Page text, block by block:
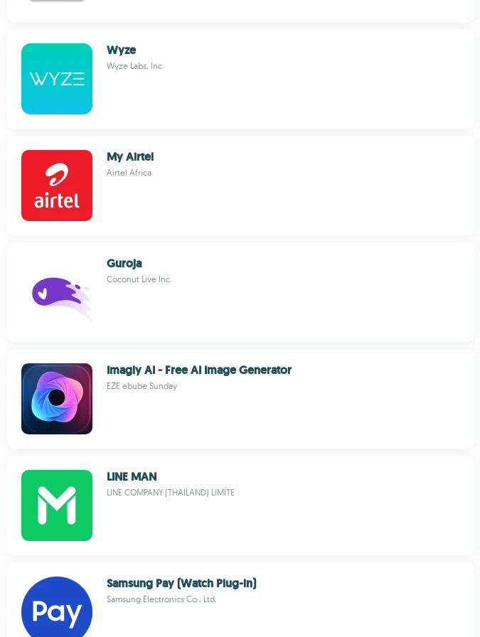
Wyze
Wyze Labs, Inc.
My Airtel
Airtel Africa
Guroja
Coconut Live Inc.
Imagly AI - Free AI Image Generator
EZE ebube Sunday
LINE MAN
LINE COMPANY (THAILAND) LIMITE
Samsung Pay (Watch Plug-in)
Samsung Electronics Co., Ltd.